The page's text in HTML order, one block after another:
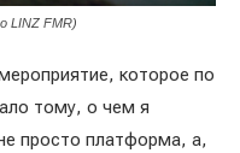
LINZ FMR)
которое по
тому, о чем я
просто платформа, а,